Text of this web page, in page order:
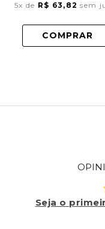
5x de R$ 63,82 sem
COMPRAR
Seja o